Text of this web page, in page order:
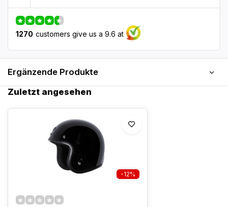
1270 customers give us a 9.6 at
Ergänzende Produkte
Zuletzt angesehen
-12%